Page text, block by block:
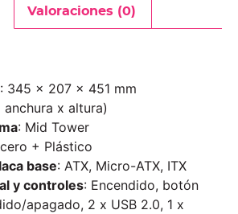
Valoraciones (0)
: 345 x 207 x 451 mm
x altura)
: Mid Tower
+ Plástico
base: ATX, Micro-ATX, ITX
y controles: Encendido, botón
apagado, 2 x USB 2.0, 1 x